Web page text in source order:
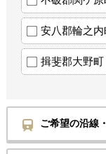
安八郡輪之
揖斐郡大野町
ご希望の沿線